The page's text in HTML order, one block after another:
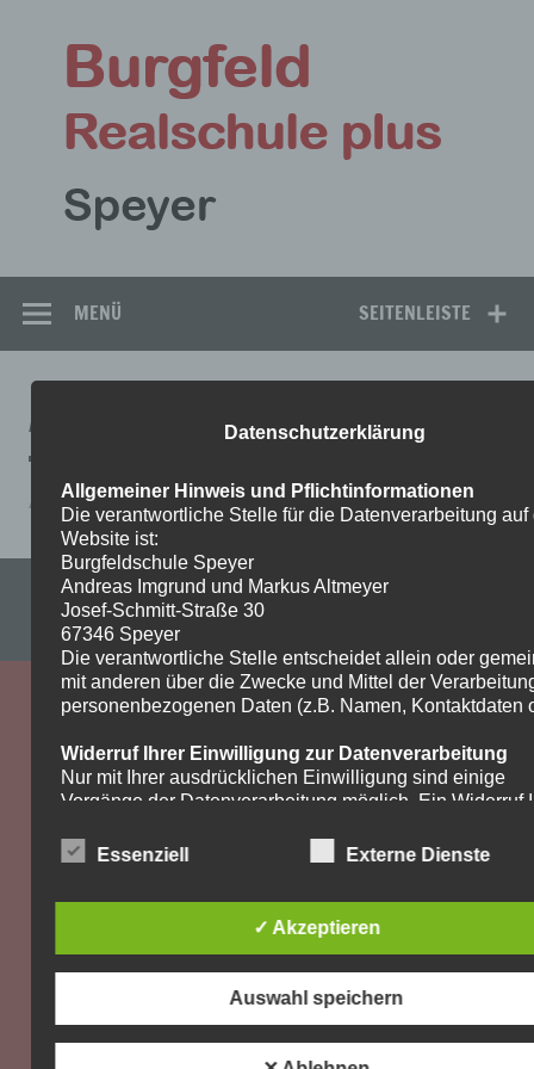
springen
SEITENLEISTE
MENÜ
AUFGABEN-GL-1
Aufgaben-GL-1
Impressum & Datenschutzerklärung
WordPress-Theme: Dynamic News von ThemeZee.
Datenschutzerklärung
Allgemeiner Hinweis und Pflichtinformationen
Die verantwortliche Stelle für die Datenverarbeitung auf
Website ist:
Burgfeldschule Speyer
Andreas Imgrund und Markus Altmeyer
Josef-Schmitt-Straße 30
67346 Speyer
Die verantwortliche Stelle entscheidet allein oder
mit anderen über die Zwecke und Mittel der
personenbezogenen Daten (z.B. Namen, Kontaktdaten
Widerruf Ihrer Einwilligung zur Datenverarbeitung
Nur mit Ihrer ausdrücklichen Einwilligung sind einige
Vorgänge der Datenverarbeitung möglich. Ein Widerruf
Widerruf genügt eine formlose Mitteilung per E-Mail. Die
Recht auf Beschwerde bei der zuständigen
Aufsichtsbehörde
Als Betroffener steht Ihnen im Falle eines
der zuständigen Aufsichtsbehörde zu. Zuständige
Aufsichtsbehörde bezüglich datenschutzrechtlicher
Essenziell Externe Dienste
✓ Akzeptieren
Auswahl speichern